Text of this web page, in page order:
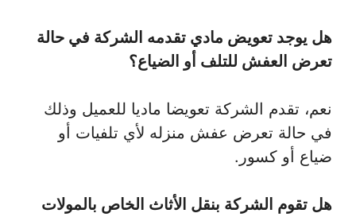
هل يوجد تعويض مادي تقدمه الشركة في حالة
تعرض العفش للتلف أو الضياع؟
نعم، تقدم الشركة تعويضا ماديا للعميل وذلك
في حالة تعرض عفش منزله لأي تلفيات أو
ضياع أو كسور.
هل تقوم الشركة بنقل الأثاث الخاص بالمولات